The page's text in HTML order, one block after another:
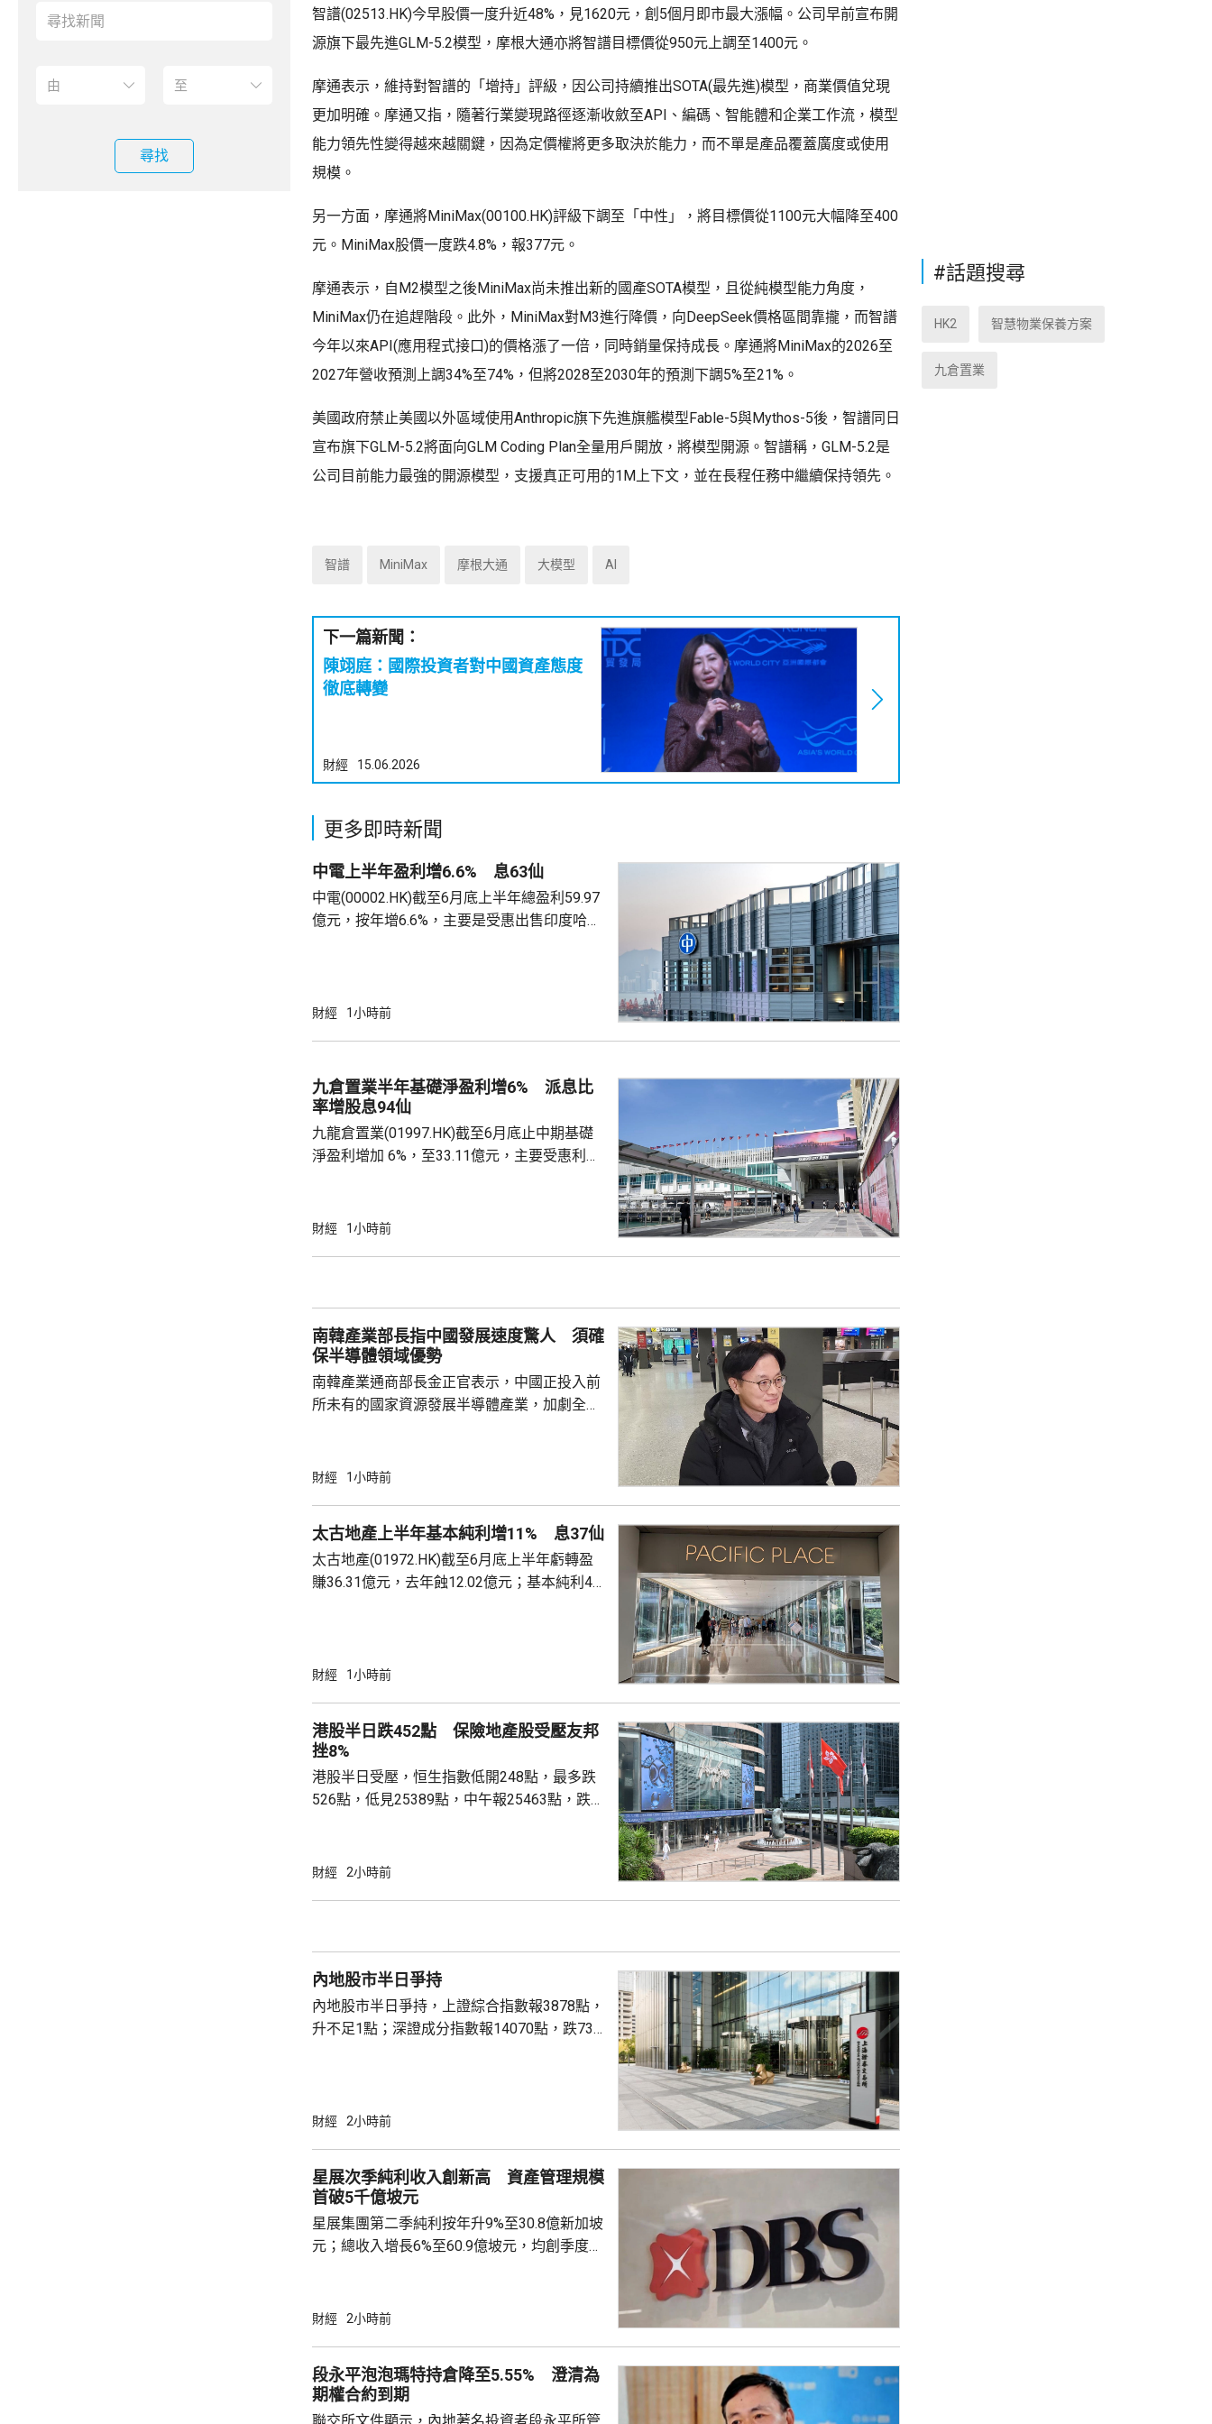
尋找
智譜(02513.HK)今早股價一度升近48%，見1620元，創5個月即市最大漲幅。公司早前宣布開
源旗下最先進GLM-5.2模型，摩根大通亦將智譜目標價從950元上調至1400元。
摩通表示，維持對智譜的「增持」評級，因公司持續推出SOTA(最先進)模型，商業價值兌現
更加明確。摩通又指，隨著行業變現路徑逐漸收斂至API、編碼、智能體和企業工作流，模型
能力領先性變得越來越關鍵，因為定價權將更多取決於能力，而不單是產品覆蓋廣度或使用
規模。
另一方面，摩通將MiniMax(00100.HK)評級下調至「中性」，將目標價從1100元大幅降至400
元。MiniMax股價一度跌4.8%，報377元。
摩通表示，自M2模型之後MiniMax尚未推出新的國產SOTA模型，且從純模型能力角度，
MiniMax仍在追趕階段。此外，MiniMax對M3進行降價，向DeepSeek價格區間靠攏，而智譜
今年以來API(應用程式接口)的價格漲了一倍，同時銷量保持成長。摩通將MiniMax的2026至
2027年營收預測上調34%至74%，但將2028至2030年的預測下調5%至21%。
美國政府禁止美國以外區域使用Anthropic旗下先進旗艦模型Fable-5與Mythos-5後，智譜同日
宣布旗下GLM-5.2將面向GLM Coding Plan全量用戶開放，將模型開源。智譜稱，GLM-5.2是
公司目前能力最強的開源模型，支援真正可用的1M上下文，並在長程任務中繼續保持領先。
智譜 MiniMax 摩根大通 大模型 AI
下一篇新聞：
陳翊庭：國際投資者對中國資產態度
徹底轉變
財經 15.06.2026
更多即時新聞
中電上半年盈利增6.6% 息63仙
中電(00002.HK)截至6月底上半年總盈利59.97
億元，按年增6.6%，主要是受惠出售印度哈格
財經 1小時前
九倉置業半年基礎淨盈利增6% 派息比
率增股息94仙
九龍倉置業(01997.HK)截至6月底止中期基礎
淨盈利增加 6%，至33.11億元，主要受惠利息
24.06億元。 九倉置業表示，到今年底綜合負
點，由65%調升至 90%，並持續檢討。第...
財經 1小時前
南韓產業部長指中國發展速度驚人 須確
保半導體領域優勢
南韓產業通商部長金正官表示，中國正投入前
所未有的國家資源發展半導體產業，加劇全球
一個論壇上表示，預計到2030年前，全球記憶
想像的發展速度深感擔憂，形容現時形勢緊
迫，而南韓的半導體產業仍然有能力擴張，政
府應該透過投資電力和供水等基礎設施...
財經 1小時前
太古地產上半年基本純利增11% 息37仙
太古地產(01972.HK)截至6月底上半年虧轉盈
賺36.31億元，去年蝕12.02億元；基本純利49
動不大；零售物業租金收入37.68億元，按年
1.8%；物業買賣收入22億元，按年增29%。
太古表示，基...
財經 1小時前
港股半日跌452點 保險地產股受壓友邦
挫8%
港股半日受壓，恒生指數低開248點，最多跌
526點，低見25389點，中午報25463點，跌
報道指，內地對境外保單收益徵稅20%，保險
(00945.HK)第二季...
財經 2小時前
內地股市半日爭持
內地股市半日爭持，上證綜合指數報3878點，
升不足1點；深證成分指數報14070點，跌73
財經 2小時前
星展次季純利收入創新高 資產管理規模
首破5千億坡元
星展集團第二季純利按年升9%至30.8億新加坡
元；總收入增長6%至60.9億坡元，均創季度新
構性增長。 受利率下調影響，集團淨利息第二
響。集團淨息差收窄18個基點至1.87%。以固
定貨幣匯率計算，貸款按年增長8%，相當增
財經 2小時前
段永平泡泡瑪特持倉降至5.55% 澄清為
期權合約到期
#話題搜尋
HK2 智慧物業保養方案
九倉置業